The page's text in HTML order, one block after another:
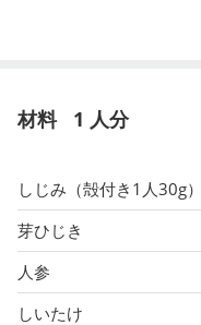
材料 1 人分
しじみ（殻付き1人30g）
芽ひじき
人参
しいたけ